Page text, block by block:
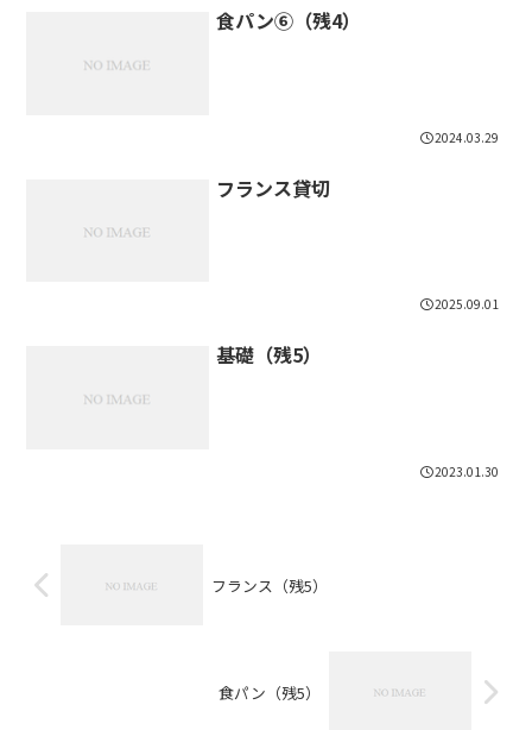
食パン⑥（残4）
2024.03.29
フランス貸切
2025.09.01
基礎（残5）
2023.01.30
フランス（残5）
食パン（残5）